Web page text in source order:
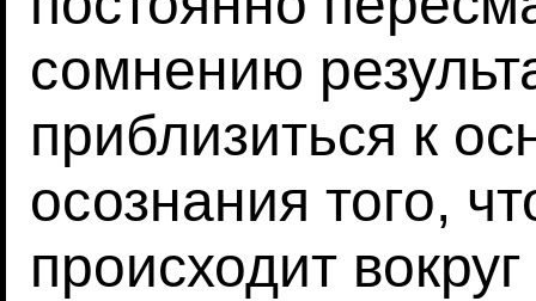
сомнению
приблизиться к
осознания того,
происходит